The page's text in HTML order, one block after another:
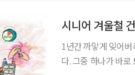
시니어 겨울철
1년간 까맣게 잊어
다. 그중 하나가 바